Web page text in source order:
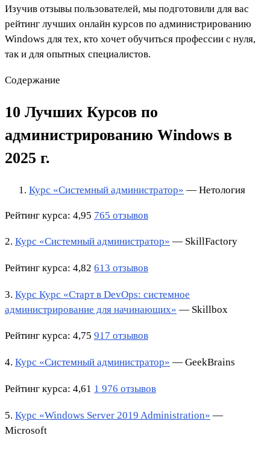
Изучив отзывы пользователей, мы подготовили для вас
рейтинг лучших онлайн курсов по администрированию
Windows для тех, кто хочет обучиться профессии с нуля,
так и для опытных специалистов.
Содержание
10 Лучших Курсов по
администрированию Windows в
2025 г.
Курс «Системный администратор» — Нетология
Рейтинг курса: 4,95 765 отзывов
2. Курс «Системный администратор» — SkillFactory
Рейтинг курса: 4,82 613 отзывов
3. Курс Курс «Старт в DevOps: системное
администрирование для начинающих» — Skillbox
Рейтинг курса: 4,75 917 отзывов
4. Курс «Системный администратор» — GeekBrains
Рейтинг курса: 4,61 1 976 отзывов
5. Курс «Windows Server 2019 Administration» —
Microsoft